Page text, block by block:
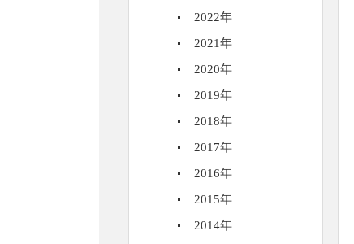
2022年
2021年
2020年
2019年
2018年
2017年
2016年
2015年
2014年